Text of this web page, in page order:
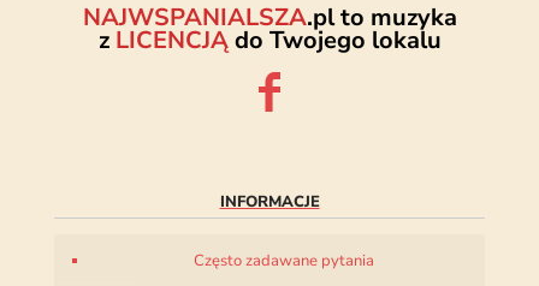
NAJWSPANIALSZA.pl to muzyka
z LICENCJĄdo Twojego lokalu
INFORMACJE
Często zadawane pytania